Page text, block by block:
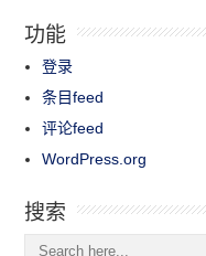
功能
登录
条目feed
评论feed
WordPress.org
搜索